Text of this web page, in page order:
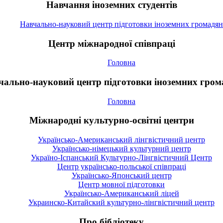
Навчання іноземних студентів
Навчально-науковий центр підготовки іноземних громадян
Центр міжнародної співпраці
Головна
науковий центр підготовки іноземних
Головна
Міжнародні культурно-освітні центри
Українсько-Американський лінгвістичний центр
Українсько-німецький культурний центр
Україно-Іспанський Культурно-Лінгвістичний Центр
Центр українсько-польської співпраці
Українсько-Японський центр
Центр мовної підготовки
Українсько-Американський ліцей
Украинско-Китайский культурно-лінгвістичний центр